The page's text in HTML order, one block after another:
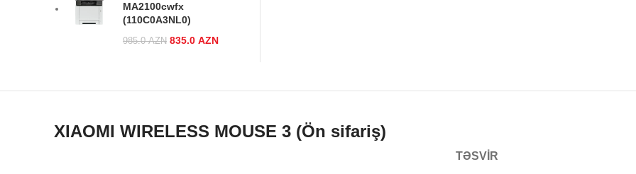
MA2100cwfx
(110C0A3NL0)
985.0AZN Original price was:
835.0 AZN
XIAOMI WIRELESS MOUSE 3 (Ön sifariş)
TƏSVIR